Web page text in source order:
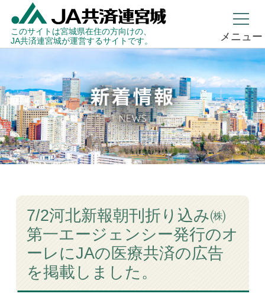
このサイトは宮城県在住の方向けの、
JA共済連宮城が運営するサイトです。
メニュー
7/2河北新報朝刊折り込み㈱
第一エージェンシー発行のオ
ーレにJAの医療共済の広告
を掲載しました。